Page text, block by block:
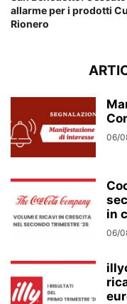
allarme per i prodotti
Rionero
06/
in
06/